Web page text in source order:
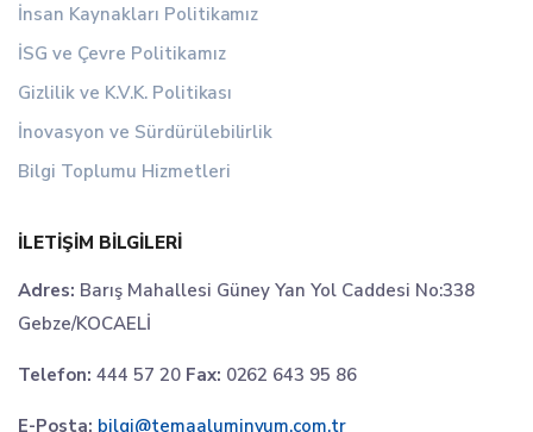
İnsan Kaynakları Politikamız
İSG ve Çevre Politikamız
Gizlilik ve K.V.K. Politikası
İnovasyon ve Sürdürülebilirlik
Bilgi Toplumu Hizmetleri
İLETIŞIM BILGILERI
Adres: Barış Mahallesi Güney Yan Yol Caddesi No:338
Gebze/KOCAELİ
Telefon: 444 57 20 Fax: 0262 643 95 86
E-Posta: bilgi@temaaluminyum.com.tr